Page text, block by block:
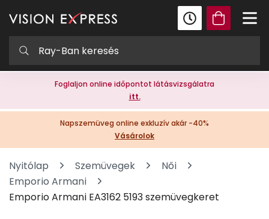
Foglaljon online időpontot látásvizsgálatra
itt.
Napszemüveg online exkluzív akár -40%
Vásárolok
Nyitólap Szemüvegek
Női
Emporio Armani
Emporio Armani EA3162 5193 szemüvegkeret